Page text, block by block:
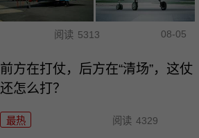
阅读 5313 08-05
前方在打仗，后方在“清场”，这仗
还怎么打？
最热 阅读 4329